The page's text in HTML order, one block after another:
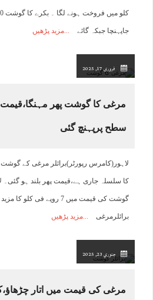
جاپہنچا جبکہ گائے مزید پڑھیں
فروری 17, 2025
سطح پرپہنچ گئی
لاہور(کامرس رپورٹر)برائلر مرغی کے
کا سلسلہ جاری ہے،قیمت پھر بلند ہو گئی۔
گوشت کی قیمت میں 7 روپے
برائلرمرغی مزید پڑھیں
جنوري 23, 2025
مرغی کی قیمت میں اتار